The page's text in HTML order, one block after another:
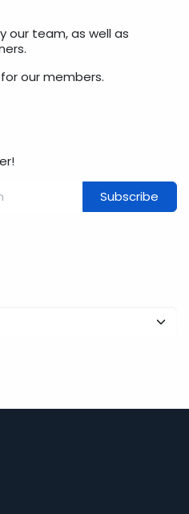
our team, as well as
our members.
Subscribe